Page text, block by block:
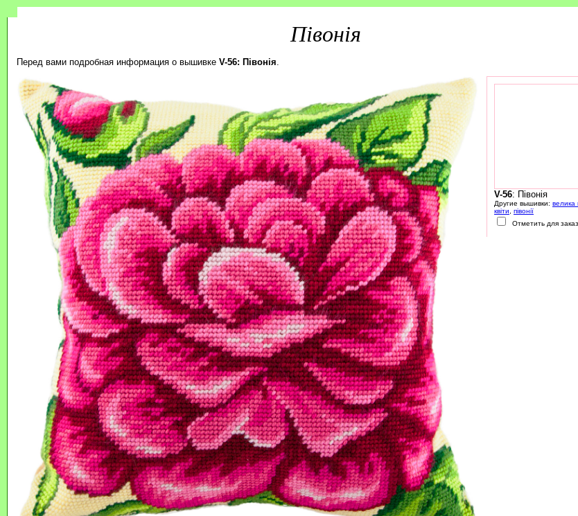
Півонія
Перед вами подробная информация о вышивке V-56: Півонія
V-56: Півонія
Другие вышивки: велика
квіти
півонії
Отметить для